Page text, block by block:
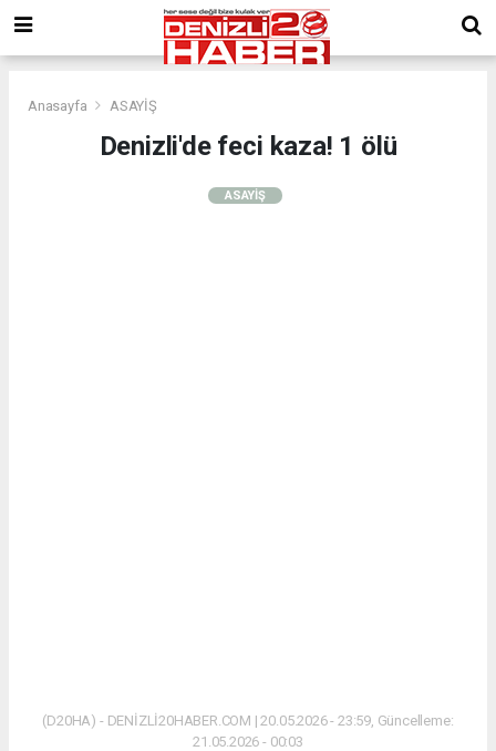
Anasayfa ASAYİŞ
Denizli'de feci kaza! 1 ölü
ASAYİŞ
(D20HA) - DENİZLİ20HABER.COM | 20.05.2026 - 23:59, Güncelleme:
21.05.2026 - 00:03